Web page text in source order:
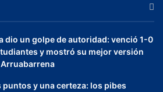
dio un golpe de autoridad: venció 1-0
y mostró su mejor versión
puntos y una certeza: los pibes